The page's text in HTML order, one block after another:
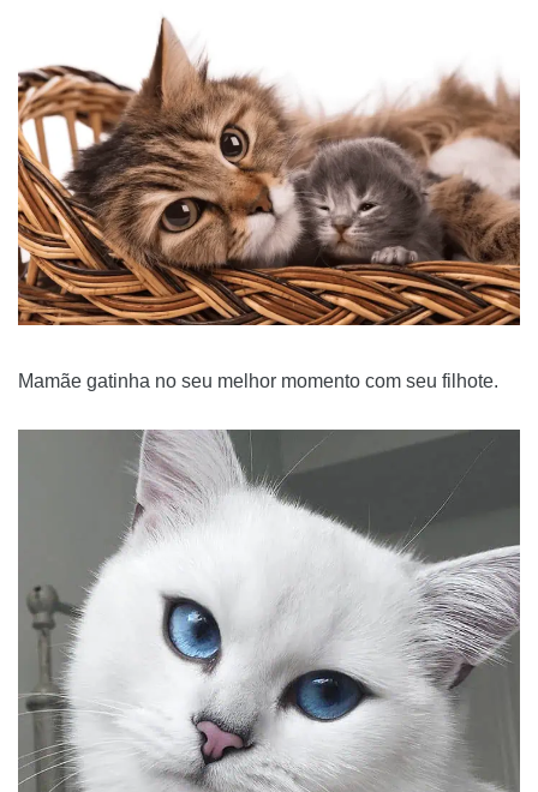
Mamãe gatinha no seu melhor momento com seu filhote.